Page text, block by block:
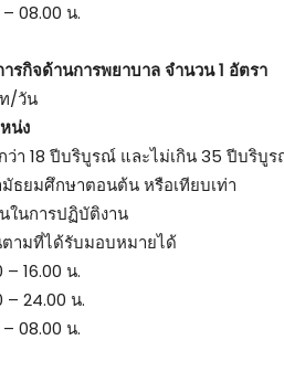
– 08.00 น.
รกิจด้านการพยาบาล จำนวน 1 อัตรา
/วัน
น่ง
ว่า 18 ปีบริบูรณ์ และไม่เกิน 35 ปีบริ
ธยมศึกษาตอนต้น หรือเทียบเท่า
ในการปฏิบัติงาน
ามที่ได้รับมอบหมายได้
– 16.00 น.
– 24.00 น.
– 08.00 น.